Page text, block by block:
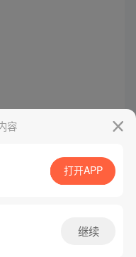
容
打开APP
继续
5
Rights Reserved